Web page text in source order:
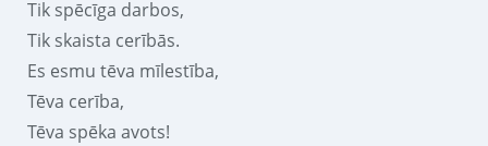
Tik spēcīga darbos,
Tik skaista cerībās.
Es esmu tēva mīlestība,
Tēva cerība,
Tēva spēka avots!